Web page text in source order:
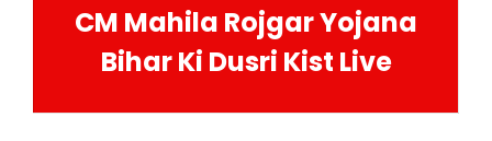
CM Mahila Rojgar Yojana
Bihar Ki Dusri Kist Live